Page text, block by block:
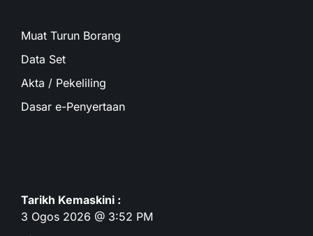
Muat Turun Borang
Data Set
Akta / Pekeliling
Dasar e-Penyertaan
Tarikh Kemaskini :
3 Ogos 2026 @ 3:52 PM